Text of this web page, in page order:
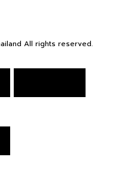
All rights reserved.